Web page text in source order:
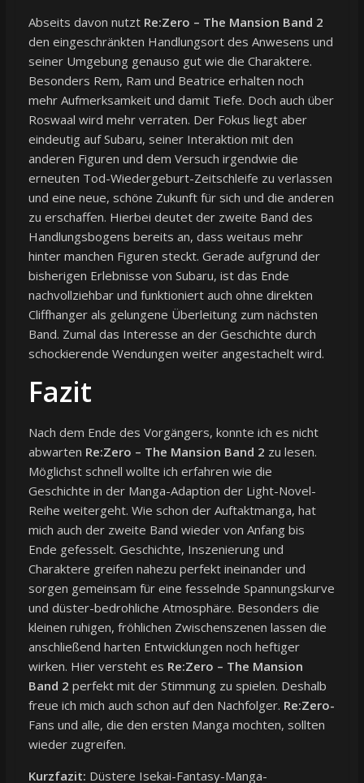
Abseits davon nutzt Re:Zero – The Mansion Band 2
den eingeschränkten Handlungsort des Anwesens und
seiner Umgebung genauso gut wie die Charaktere.
Besonders Rem, Ram und Beatrice erhalten noch
mehr Aufmerksamkeit und damit Tiefe. Doch auch über
Roswaal wird mehr verraten. Der Fokus liegt aber
eindeutig auf Subaru, seiner Interaktion mit den
anderen Figuren und dem Versuch irgendwie die
erneuten Tod-Wiedergeburt-Zeitschleife zu verlassen
und eine neue, schöne Zukunft für sich und die anderen
zu erschaffen. Hierbei deutet der zweite Band des
Handlungsbogens bereits an, dass weitaus mehr
hinter manchen Figuren steckt. Gerade aufgrund der
bisherigen Erlebnisse von Subaru, ist das Ende
nachvollziehbar und funktioniert auch ohne direkten
Cliffhanger als gelungene Überleitung zum nächsten
Band. Zumal das Interesse an der Geschichte durch
schockierende Wendungen weiter angestachelt wird.
Fazit
Nach dem Ende des Vorgängers, konnte ich es nicht
abwarten Re:Zero – The Mansion Band 2 zu lesen.
Möglichst schnell wollte ich erfahren wie die
Geschichte in der Manga-Adaption der Light-Novel-
Reihe weitergeht. Wie schon der Auftaktmanga, hat
mich auch der zweite Band wieder von Anfang bis
Ende gefesselt. Geschichte, Inszenierung und
Charaktere greifen nahezu perfekt ineinander und
sorgen gemeinsam für eine fesselnde Spannungskurve
und düster-bedrohliche Atmosphäre. Besonders die
kleinen ruhigen, fröhlichen Zwischenszenen lassen die
anschließend harten Entwicklungen noch heftiger
wirken. Hier versteht es Re:Zero – The Mansion
Band 2 perfekt mit der Stimmung zu spielen. Deshalb
freue ich mich auch schon auf den Nachfolger. Re:Zero-
Fans und alle, die den ersten Manga mochten, sollten
wieder zugreifen.
Kurzfazit: Düstere Isekai-Fantasy-Manga-